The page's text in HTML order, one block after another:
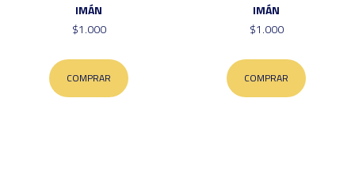
IMÁN
$1.000
COMPRAR
IMÁN
$1.000
COMPRAR